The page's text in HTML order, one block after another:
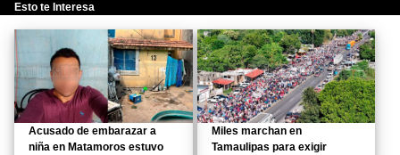
Esto te Interesa
Acusado de embarazar a
niña en Matamoros estuvo
Miles marchan en
Tamaulipas para exigir